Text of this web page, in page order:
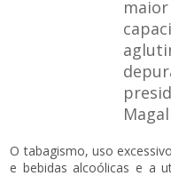
O tabagismo, uso
e bebidas alcoólicas e a